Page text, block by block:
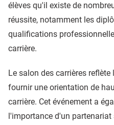
élèves qu'il existe de
réussite, notamment les
qualifications
carrière.
Le salon des carrières
fournir une orientation de
carrière. Cet événement a
l'importance d'un partenariat